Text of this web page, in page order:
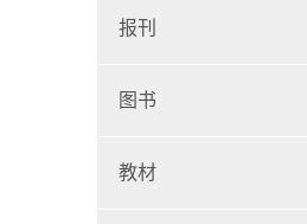
报刊
图书
教材